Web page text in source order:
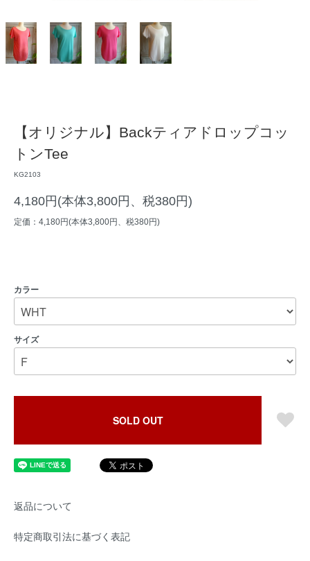
【オリジナル】Backティアドロップコッ
トンTee
KG2103
4,180円(本体3,800円、税380円)
定価：4,180円(本体3,800円、税380円)
カラー
サイズ
SOLD OUT
返品について
特定商取引法に基づく表記